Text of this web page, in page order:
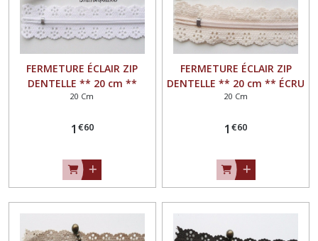
FERMETURE ÉCLAIR ZIP
DENTELLE ** 20 cm **
BLANC - Non séparable
20 Cm
1 €60
FERMETURE ÉCLAIR ZIP
DENTELLE ** 20 cm ** ÉCRU
- Non séparable
20 Cm
1 €60